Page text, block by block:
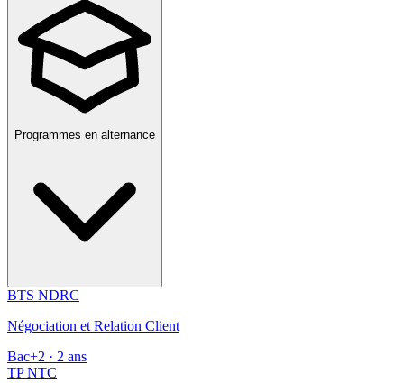
Programmes en alternance
BTS NDRC
Négociation et Relation Client
Bac+2 · 2 ans
TP NTC